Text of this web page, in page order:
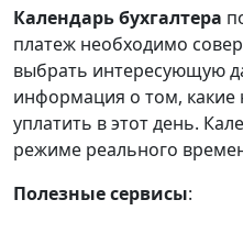
Календарьбухгалтера
платеж необходимо
выбрать интересующую
информация о том, какие
уплатить в этот день.
режиме реального
Полезные сервисы: